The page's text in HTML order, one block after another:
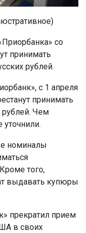
со
принимать
рублей.
с 1 апреля
принимать
Чем
номиналы
того,
выдавать купюры
прекратил прием
в своих